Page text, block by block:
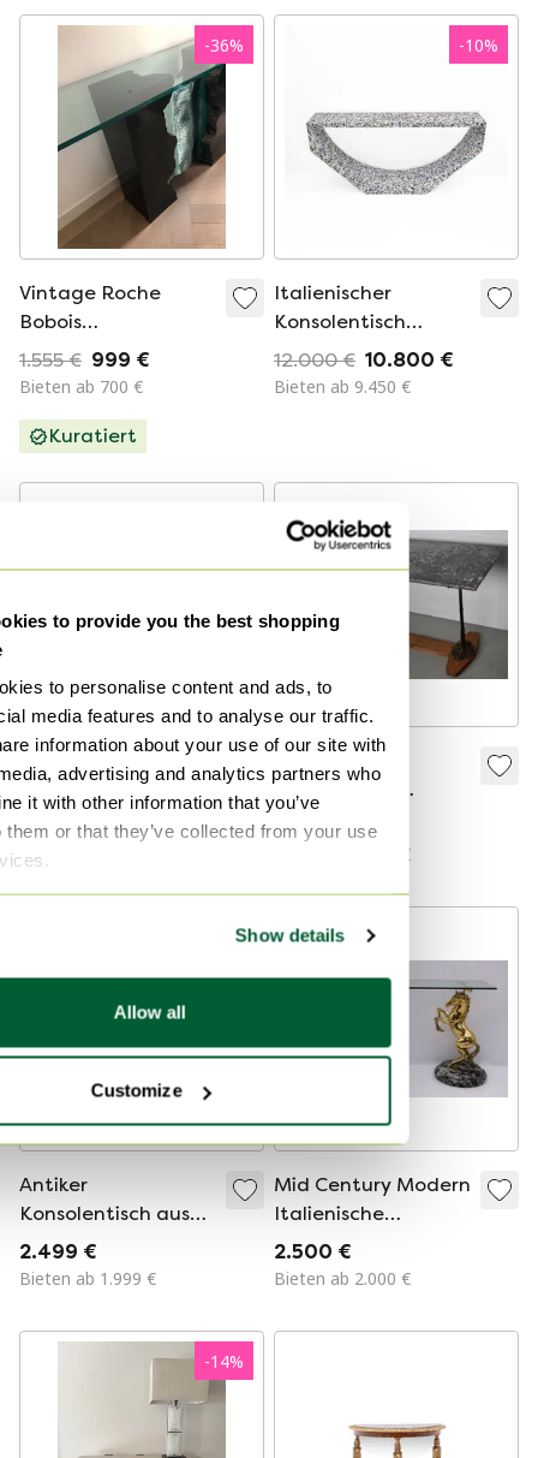
to provide you the best shopping
to personalise content and ads, to
media features and to analyse our traffic.
information about your use of our site with
advertising and analytics partners who
it with other information that you’ve
them or that they’ve collected from your use
Show details
Allow all
Customize
Schminktisch mit
-36%
Vintage Roche
Bobois
Konsolenwagen –
Glasvorhang mit
1.555 € 999 €
Bieten ab 700 €
Kuratiert
-10%
Italienischer
Konsolentisch
„Arcata“ aus
weißem Terrazzo-
12.000 € 10.800 €
Bieten ab 9.450 €
Holzkonsole im
1.500 €
Bieten ab 1.300 €
Konsole oder
Marmor und
1.675 €
Bieten ab 1.507 €
Antiker
Konsolentisch aus
Gildeholz mit
Marmorplatte,
2.499 €
Bieten ab 1.999 €
Mid Century Modern
Italienische
Messingpferde und
Marmorsockel
1970er Jahre
2.500 €
Bieten ab 2.000 €
-14%